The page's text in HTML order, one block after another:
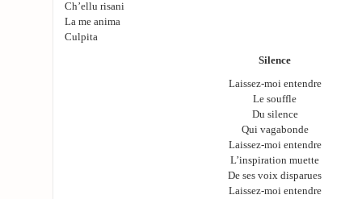
Ch’ellu risani
La me anima
Culpita
Silence
Laissez-moi entendre
Le souffle
Du silence
Qui vagabonde
Laissez-moi entendre
L’inspiration muette
De ses voix disparues
Laissez-moi entendre